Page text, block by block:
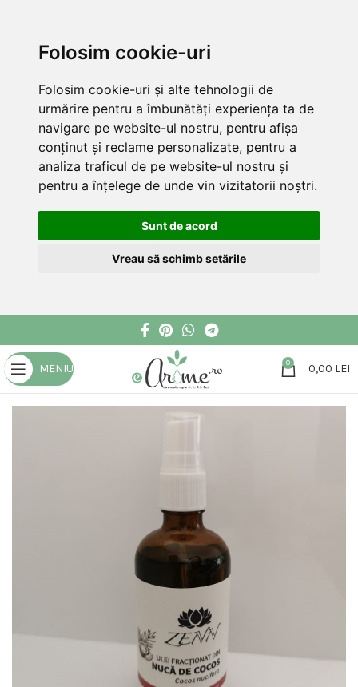
Folosim cookie-uri
Folosim cookie-uri și alte tehnologii de
urmărire pentru a îmbunătăți experiența ta de
navigare pe website-ul nostru, pentru afișa
conținut și reclame personalizate, pentru a
analiza traficul de pe website-ul nostru și
pentru a înțelege de unde vin vizitatorii noștri.
Sunt de acord
Vreau să schimb setările
MENIU 0 0,00 LEI